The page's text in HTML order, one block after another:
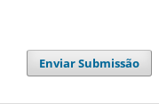
Enviar Submissão